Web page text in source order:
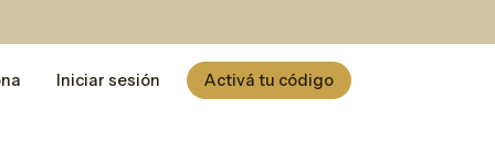
Iniciar sesión Activá tu código